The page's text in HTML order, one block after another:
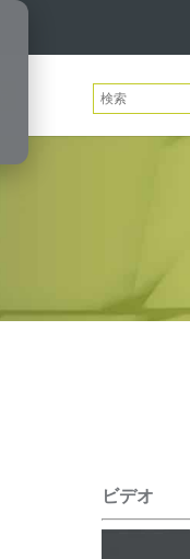
これは、
ビデオ